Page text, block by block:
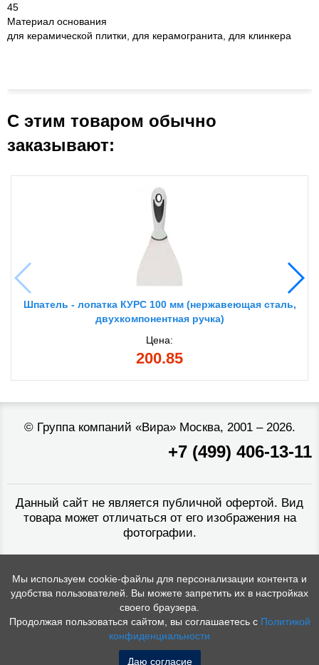
45
Материал основания
для керамической плитки, для керамогранита, для клинкера
С этим товаром обычно
заказывают:
Шпатель - лопатка КУРС 100 мм (нержавеющая сталь,
двухкомпонентная ручка)
Цена:
200.85
© Группа компаний «Вира»Москва, 2001 – 2026.
+7 (499) 406-13-11
Данный сайт не является публичной офертой. Вид
товара может отличаться от его изображения на
фотографии.
Мы используем cookie-файлы для персонализации контента и
удобства пользователей. Вы можете запретить их в настройках
своего браузера.
Продолжая пользоваться сайтом, вы соглашаетесь с Политикой
конфиденциальности
Даю согласие